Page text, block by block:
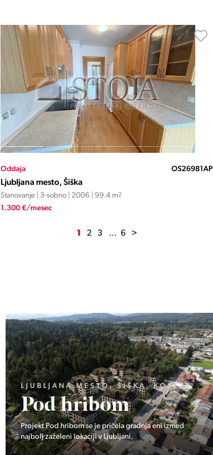
Oddaja OS26981AP
Ljubljana mesto, Šiška
Stanovanje | 3-sobno | 2006 | 99.4 m2
1.300 €/mesec
1 2 3 ... 6 >
GORENJSKA, BOHINJ, GORELJEK
Pokljuka
Ekskluzivno pri Stoji: Edinstvena priložnost v osrčju
Triglavskega narodnega parka – Pokljuka